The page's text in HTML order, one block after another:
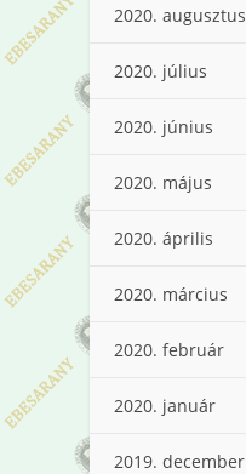
2020. augusztus
2020. július
2020. június
2020. május
2020. április
2020. március
2020. február
2020. január
2019. december